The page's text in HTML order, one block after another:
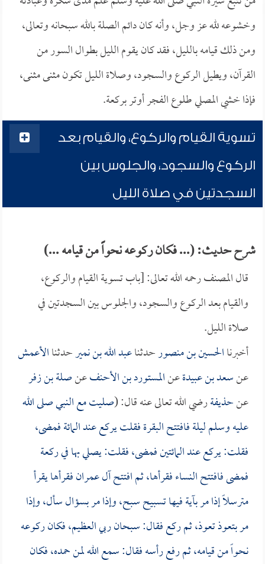
وخشوعه لله عز وجل، وأنه كان دائم الصلة بالله سبحانه وتعالى،
ومن ذلك قيامه بالليل، فقد كان يقوم الليل بطوال السور من
القرآن، ويطيل الركوع والسجود، وصلاة الليل تكون مثنى مثنى،
فإذا خشي المصلي طلوع الفجر أوتر بركعة.
تسوية القيام والركوع، والقيام بعد
الركوع والسجود، والجلوس بين
السجدتين في صلاة الليل
شرح حديث: (... فكان ركوعه نحواً من قيامه ...)
قال المصنف رحمه الله تعالى: [باب تسوية القيام والركوع،
والقيام بعد الركوع والسجود، والجلوس بين السجدتين في
صلاة الليل.
أخبرناالحسين بن منصورحدثناعبد الله بن نميرحدثناالأعمش
عنسعد بن عبيدةعنالمستورد بن الأحنفعنصلة بن زفر
عنحذيفةرضي الله تعالى عنه قال: (صليت مع النبي صلى الله
عليه وسلم ليلة فافتتح البقرة فقلت يركع عند المائة فمضى،
فقلت: يركع عند المائتين فمضى، فقلت: يصلي بها في ركعة
فمضى فافتتح النساء فقرأها، ثم افتتح آل عمران فقرأها يقرأ
مترسلاً إذا مر بآية فيها تسبيح سبح، وإذا مر بسؤال سأل، وإذا
مر بتعوذ تعوذ، ثم ركع فقال: سبحان ربي العظيم، فكان ركوعه
نحواً من قيامه، ثم رفع رأسه فقال: سمع الله لمن حمده، فكان